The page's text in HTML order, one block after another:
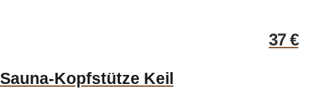
37€
Sauna-Kopfstütze Keil